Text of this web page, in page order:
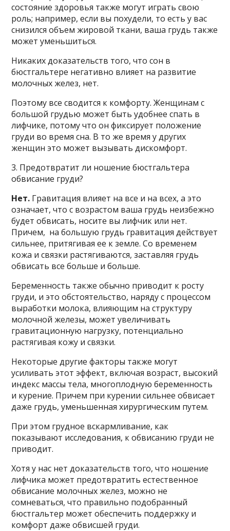
состояние здоровья также могут играть свою
роль; например, если вы похудели, то есть у вас
снизился объем жировой ткани, ваша грудь также
может уменьшиться.
Никаких доказательств того, что сон в
бюстгальтере негативно влияет на развитие
молочных желез, нет.
Поэтому все сводится к комфорту. Женщинам с
большой грудью может быть удобнее спать в
лифчике, потому что он фиксирует положение
груди во время сна. В то же время у других
женщин это может вызывать дискомфорт.
3. Предотвратит ли ношение бюстгальтера
обвисание груди?
Нет. Гравитация влияет на все и на всех, а это
означает, что с возрастом ваша грудь неизбежно
будет обвисать, носите вы лифчик или нет.
Причем, на большую грудь гравитация действует
сильнее, притягивая ее к земле. Со временем
кожа и связки растягиваются, заставляя грудь
обвисать все больше и больше.
Беременность также обычно приводит к росту
груди, и это обстоятельство, наряду с процессом
выработки молока, влияющим на структуру
молочной железы, может увеличивать
гравитационную нагрузку, потенциально
растягивая кожу и связки.
Некоторые другие факторы также могут
усиливать этот эффект, включая возраст, высокий
индекс массы тела, многоплодную беременность
и курение. Причем при курении сильнее обвисает
даже грудь, уменьшенная хирургическим путем.
При этом грудное вскармливание, как
показывают исследования, к обвисанию груди не
приводит.
Хотя у нас нет доказательств того, что ношение
лифчика может предотвратить естественное
обвисание молочных желез, можно не
сомневаться, что правильно подобранный
бюстгальтер может обеспечить поддержку и
комфорт даже обвисшей груди.